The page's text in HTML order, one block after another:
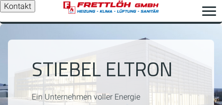
Kontakt
STIEBEL ELTRON
Ein Unternehmen voller Energie